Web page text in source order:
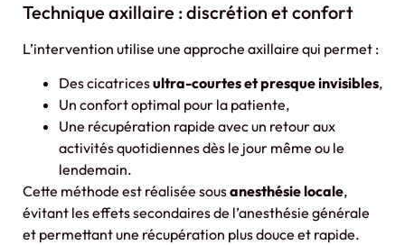
Technique axillaire : discrétion et confort
L’intervention utilise une approche axillaire qui permet :
Des cicatricesultra-courtes et presque invisibles,
Un confort optimal pour la patiente,
Une récupération rapide avec un retour aux
activités quotidiennes dès le jour même ou le
lendemain.
Cette méthode est réalisée sousanesthésie locale,
évitant les effets secondaires de l’anesthésie générale
et permettant une récupération plus douce et rapide.